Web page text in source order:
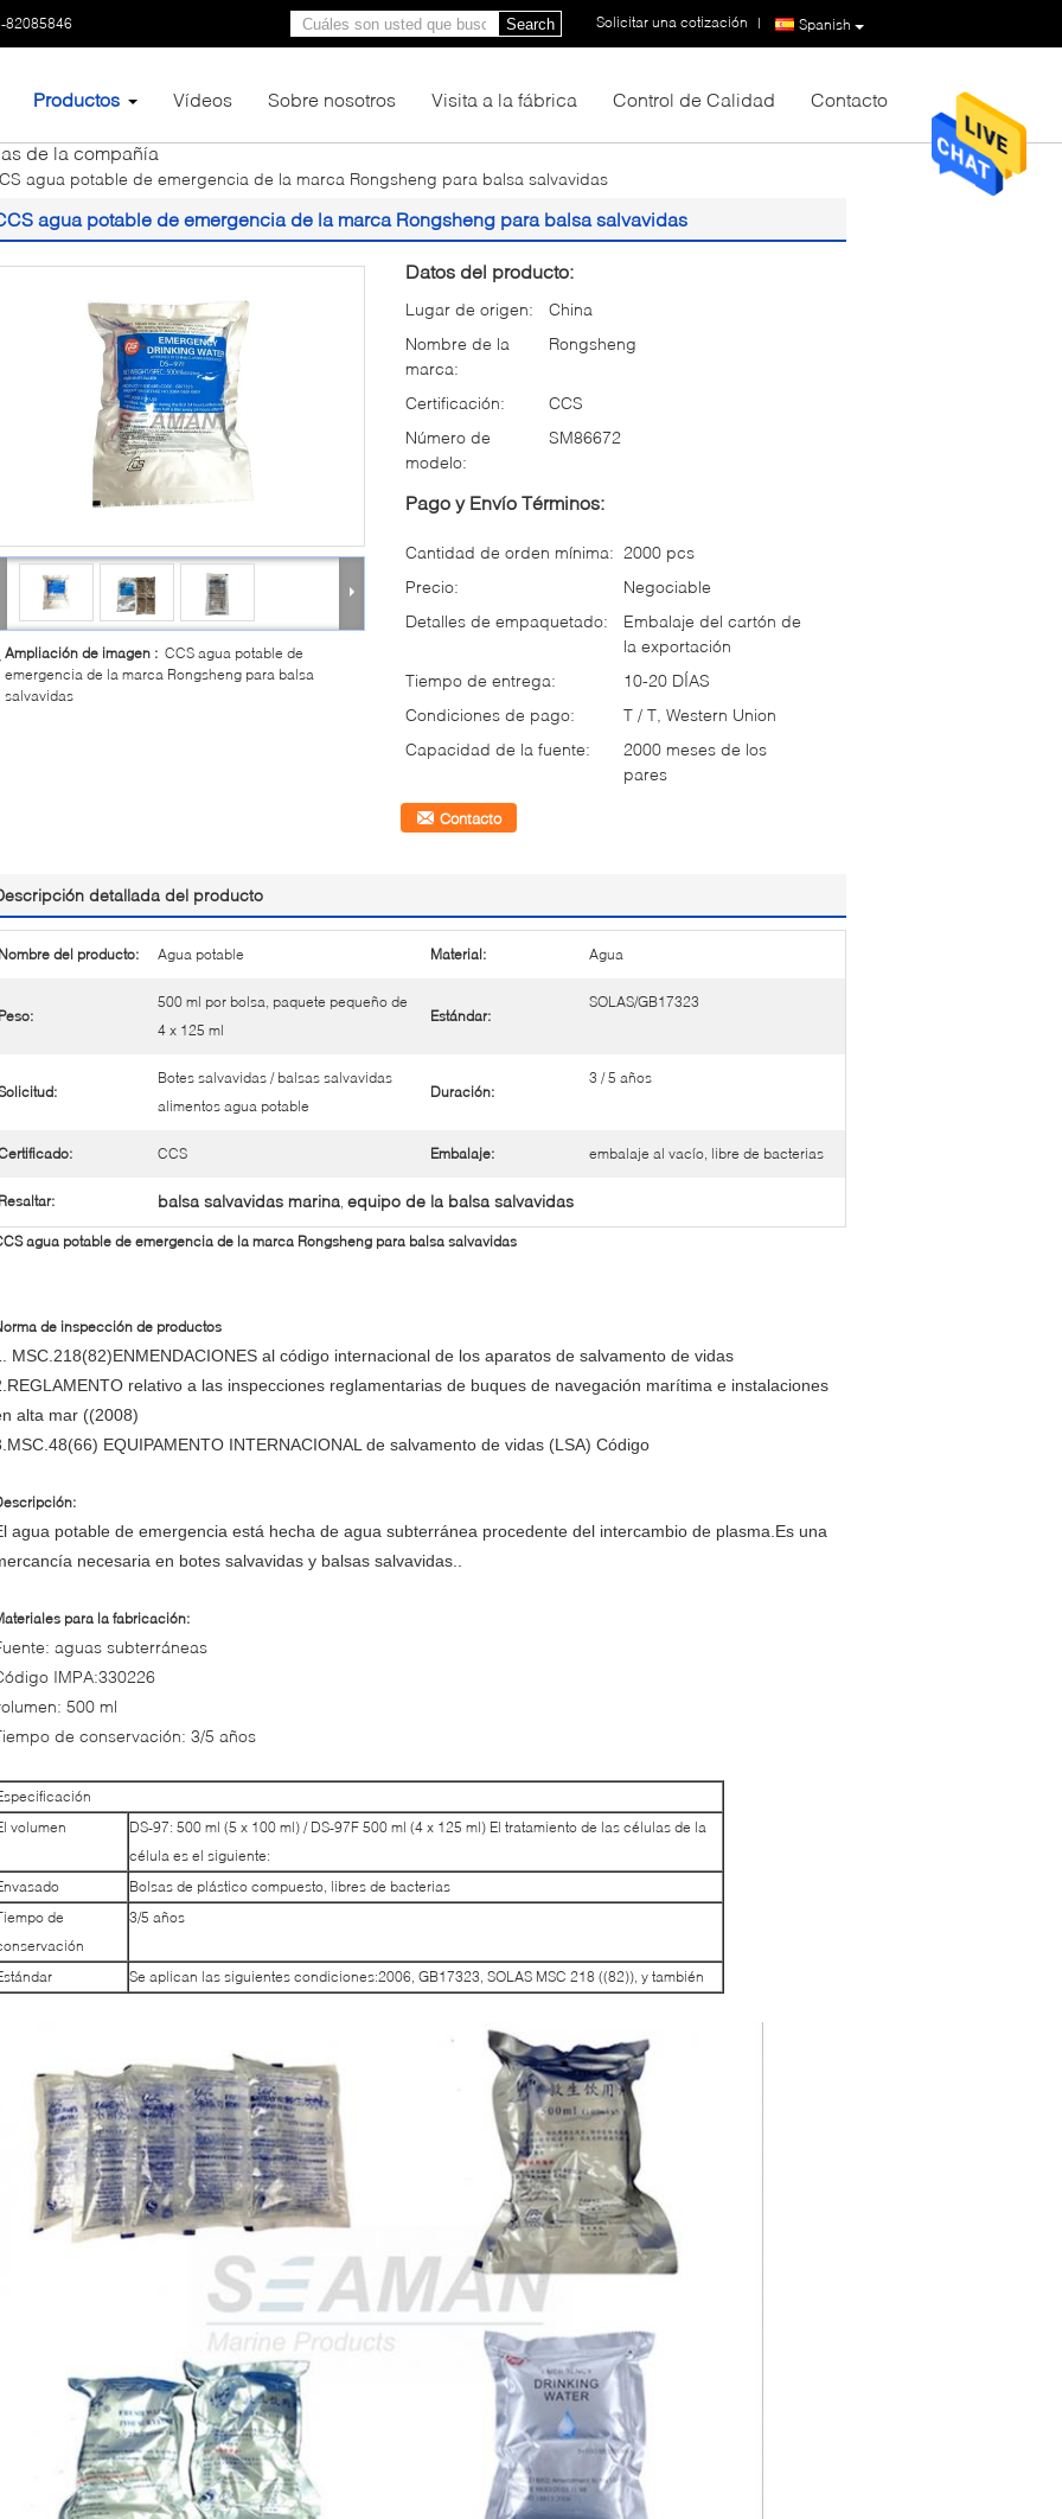
82085846 Spanish
Solicitar una cotización |
Search
Productos Vídeos Sobre nosotros Visita a la fábrica Control de Calidad Contacto
de la compañía
agua potable de emergencia de la marca Rongsheng para balsa salvavidas
agua potable de emergencia de la marca Rongsheng para balsa salvavidas
Ampliación de imagen : CCS agua potable de
emergencia de la marca Rongsheng para balsa
salvavidas
Datos del producto:
Lugar de origen:
China
Nombre de la
marca:
Rongsheng
Certificación:
CCS
Número de
modelo:
SM86672
Pago y Envío Términos:
Cantidad de orden mínima: 2000 pcs
Precio:
Negociable
Detalles de empaquetado:
Embalaje del cartón de
la exportación
Tiempo de entrega:
10-20 DÍAS
Condiciones de pago:
T / T, Western Union
Capacidad de la fuente:
2000 meses de los
pares
Contacto
detallada del producto
del producto: Agua potable Material: Agua
500 ml por bolsa, paquete pequeño de
4 x 125 ml
Estándar:
SOLAS/GB17323
Botes salvavidas / balsas salvavidas
alimentos agua potable
Duración:
3 / 5 años
CCS Embalaje: embalaje al vacío, libre de bacterias
balsa salvavidas marina, equipo de la balsa salvavidas
agua potable de emergencia de la marca Rongsheng para balsa salvavidas
de inspección de productos
MSC.218(82)ENMENDACIONES al código internacional de los aparatos de salvamento de vidas
relativo a las inspecciones reglamentarias de buques de navegación marítima e instalaciones
alta mar ((2008)
EQUIPAMENTO INTERNACIONAL de salvamento de vidas (LSA) Código
agua potable de emergencia está hecha de agua subterránea procedente del intercambio de plasma.Es una
necesaria en botes salvavidas y balsas salvavidas..
para la fabricación:
aguas subterráneas
IMPA:330226
500 ml
de conservación: 3/5 años
volumen
DS-97: 500 ml (5 x 100 ml) / DS-97F 500 ml (4 x 125 ml) El tratamiento de las células de la
célula es el siguiente:
Bolsas de plástico compuesto, libres de bacterias
de
3/5 años
Se aplican las siguientes condiciones:2006, GB17323, SOLAS MSC 218 ((82)), y también